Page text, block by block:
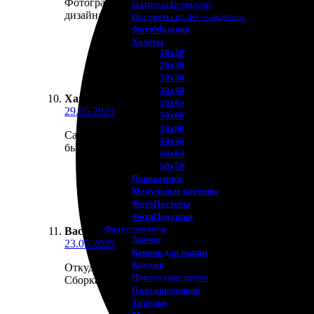
Потреты Dream Art
Портреты по фото акрилом
ФотоМозаика
Холсты
20х20
20х30
30х30
30х40
20х45
30х60
30х90
40х40
40х60
50х70
Пенокартон
Модульные картины
ФотоПостеры
ФотоПодушки
Фотоcувениры
Значки
Коврик для мыши
Кружки
Новогодние шары
Пазл картонный
Тарелки
дизайна впечатляет. Неожиданно приятно удивило
Хана Скрябина ★ ★ ★
29.05.2025
Самая удивительная вещь — это магнитные пазлы!
был простым: выбрала фото, оформила заказ и
Василиса Рудакова :
23.05.2025
Откуда я знаю, что выбор оказался удачным!
Сборка была быстрой, а качество порадовало.